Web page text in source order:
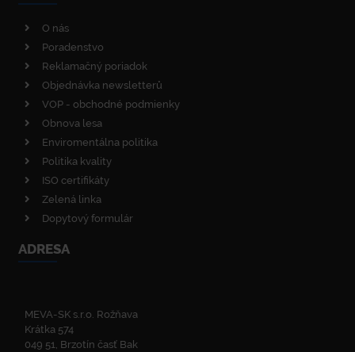
O nás
Poradenstvo
Reklamačný poriadok
Objednávka newsletterů
VOP - obchodné podmienky
Obnova lesa
Enviromentálna politika
Politika kvality
ISO certifikáty
Zelená linka
Dopytový formulár
ADRESA
MEVA-SK s.r.o. Rožňava
Krátka 574
049 51, Brzotín časť Bak